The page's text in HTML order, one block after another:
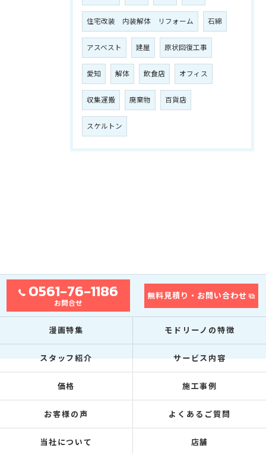
住宅改装 内装解体 リフォーム 石綿
アスベスト 建屋 原状回復工事
愛知 解体 飲食店 オフィス
収集運搬 廃棄物 百貨店
スケルトン
0561-76-1186
お問合せ
無料見積り・お問い合わせ
漫画特集 モドリーノの特徴
スタッフ紹介 サービス内容
価格 施工事例
お客様の声 よくあるご質問
当社について 店舗